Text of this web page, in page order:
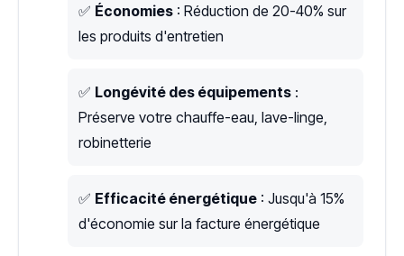
✅ Économies : Réduction de 20-40% sur
les produits d'entretien
✅ Longévité des équipements :
Préserve votre chauffe-eau, lave-linge,
robinetterie
✅ Efficacité énergétique : Jusqu'à 15%
d'économie sur la facture énergétique